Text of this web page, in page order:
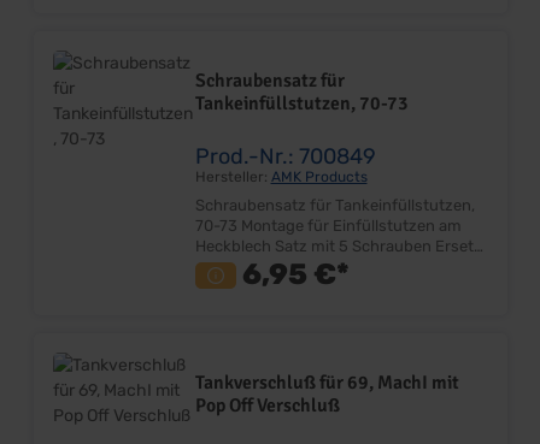
Schraubensatz für
Tankeinfüllstutzen, 70-73
Prod.-Nr.: 700849
Hersteller: AMK Products
Schraubensatz für Tankeinfüllstutzen,
70-73 Montage für Einfüllstutzen am
Heckblech Satz mit 5 Schrauben Ersetzt
Originalteil Sehr gute Qualität
Lieferumfang: Satz Preis: Pro Satz
6,95 €*
Tankverschluß für 69, MachI mit
Pop Off Verschluß